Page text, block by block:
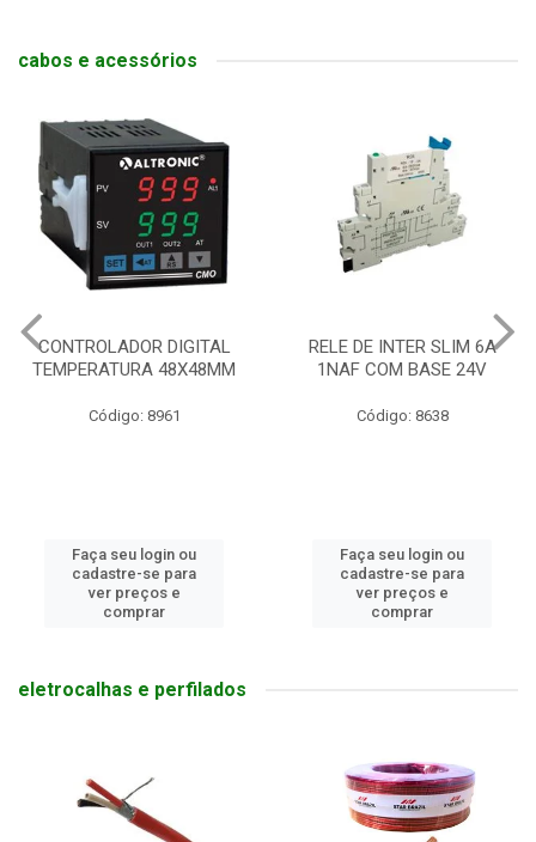
cabos e acessórios
CONTROLADOR DIGITAL
TEMPERATURA 48X48MM
Código: 8961
Faça seu login ou
cadastre-se para
ver preços e
comprar
RELE DE INTER SLIM 6A
1NAF COM BASE 24V
Código: 8638
Faça seu login ou
cadastre-se para
ver preços e
comprar
eletrocalhas e perfilados